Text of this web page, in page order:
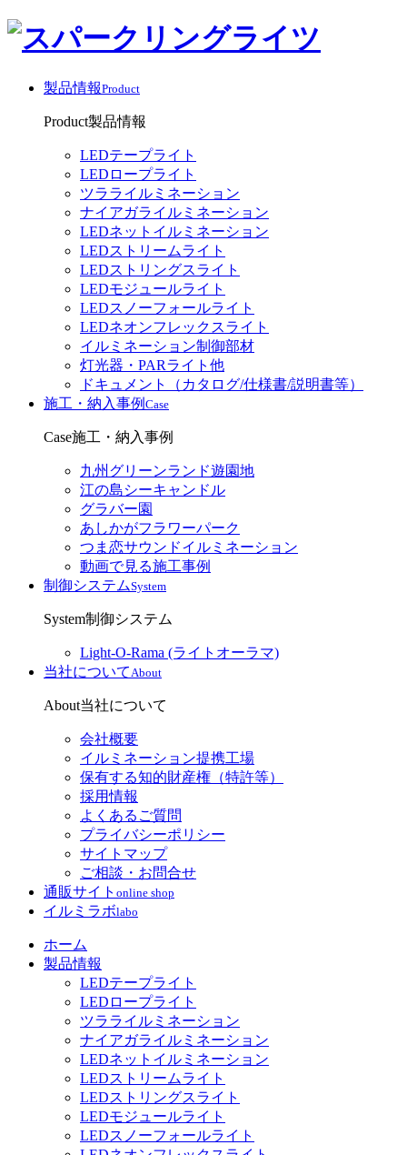
製品情報Product
Product製品情報
LEDテープライト
LEDロープライト
ツラライルミネーション
ナイアガライルミネーション
LEDネットイルミネーション
LEDストリームライト
LEDストリングスライト
LEDモジュールライト
LEDスノーフォールライト
LEDネオンフレックスライト
イルミネーション制御部材
灯光器・PARライト他
ドキュメント（カタログ/仕様書/説明書等）
施工・納入事例 Case
Case施工・納入事例
九州グリーンランド遊園地
江の島シーキャンドル
グラバー園
あしかがフラワーパーク
つま恋サウンドイルミネーション
動画で見る施工事例
制御システムSystem
System制御システム
Light-O-Rama (ライトオーラマ)
当社について About
About当社について
会社概要
イルミネーション提携工場
保有する知的財産権（特許等）
採用情報
よくあるご質問
プライバシーポリシー
サイトマップ
ご相談・お問合せ
通販サイト online shop
イルミラボlabo
ホーム
製品情報
LEDテープライト
LEDロープライト
ツラライルミネーション
ナイアガライルミネーション
LEDネットイルミネーション
LEDストリームライト
LEDストリングスライト
LEDモジュールライト
LEDスノーフォールライト